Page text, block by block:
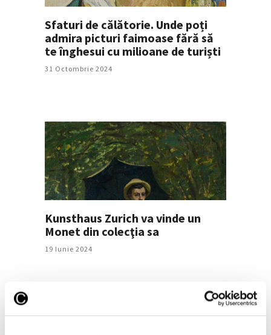
Sfaturi de călătorie. Unde poți
admira picturi faimoase fără să
te înghesui cu milioane de turiști
31 Octombrie 2024
Kunsthaus Zurich va vinde un
Monet din colecţia sa
19 Iunie 2024